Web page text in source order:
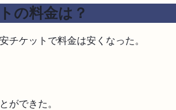
の料金は？
チケットで料金は安くなった。
ができた。